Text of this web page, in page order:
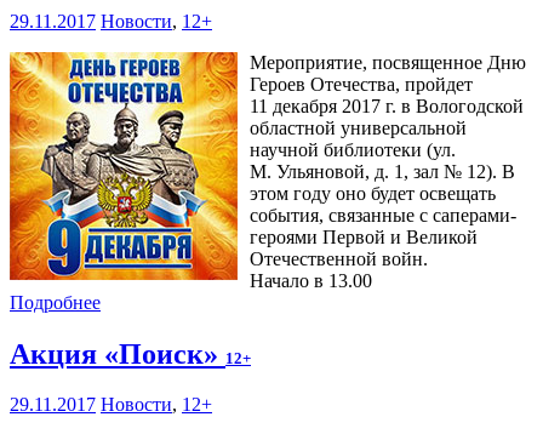
29.11.2017 Новости, 12+
Мероприятие, посвященное Дню
Героев Отечества, пройдет
11 декабря 2017 г. в Вологодской
областной универсальной
научной библиотеки (ул.
М. Ульяновой, д. 1, зал № 12). В
этом году оно будет освещать
события, связанные с саперами-
героями Первой и Великой
Отечественной войн.
Начало в 13.00
Подробнее
Акция «Поиск» 12+
29.11.2017 Новости, 12+